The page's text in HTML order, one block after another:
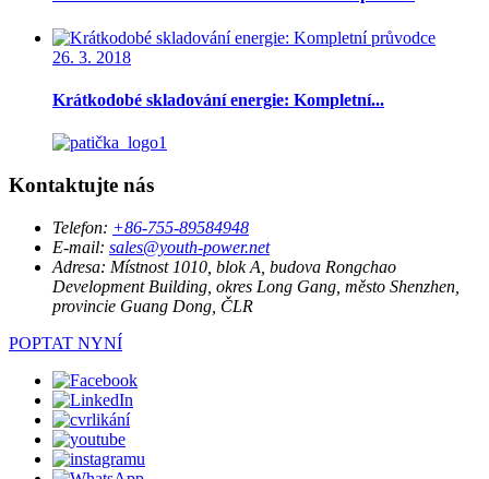
26. 3. 2018
Krátkodobé skladování energie: Kompletní...
Kontaktujte nás
Telefon: +86-755-89584948
E-mail: sales@youth-power.net
Adresa: Místnost 1010, blok A, budova Rongchao
Development Building, okres Long Gang, město Shenzhen,
provincie Guang Dong, ČLR
POPTAT NYNÍ